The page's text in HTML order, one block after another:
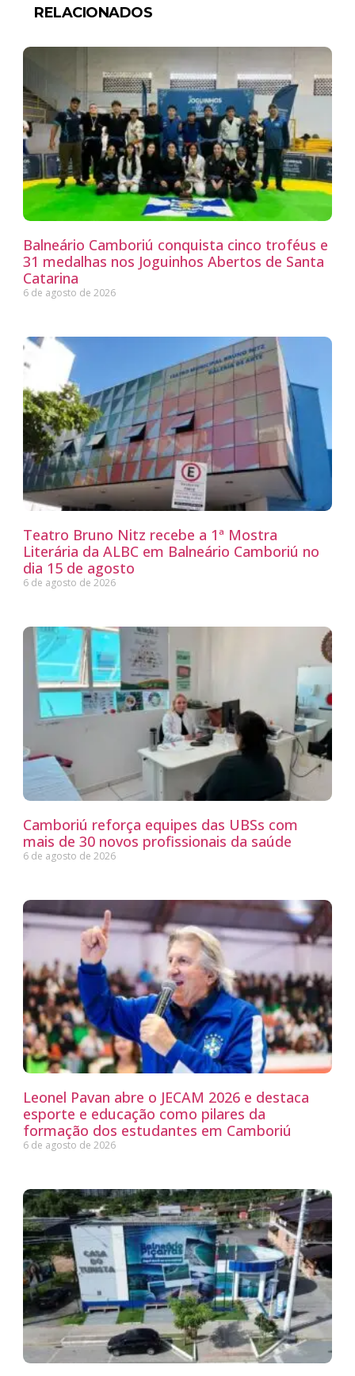
RELACIONADOS
Balneário Camboriú conquista cinco troféus e
31 medalhas nos Joguinhos Abertos de Santa
Catarina
6 de agosto de 2026
Teatro Bruno Nitz recebe a 1ª Mostra
Literária da ALBC em Balneário Camboriú no
dia 15 de agosto
6 de agosto de 2026
Camboriú reforça equipes das UBSs com
mais de 30 novos profissionais da saúde
6 de agosto de 2026
Leonel Pavan abre o JECAM 2026 e destaca
esporte e educação como pilares da
formação dos estudantes em Camboriú
6 de agosto de 2026